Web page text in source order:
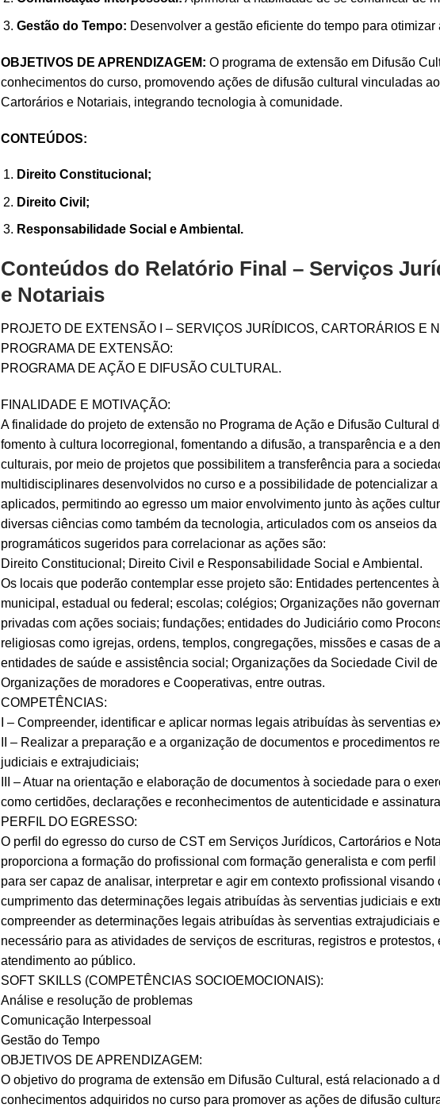
Gestão do Tempo: Desenvolver a gestão eficiente do tempo para otimizar
OBJETIVOS DE APRENDIZAGEM: O programa de extensão em Difusão
conhecimentos do curso, promovendo ações de difusão cultural vinculadas
Cartorários e Notariais, integrando tecnologia à comunidade.
CONTEÚDOS:
Direito Constitucional;
Direito Civil;
Responsabilidade Social e Ambiental.
Conteúdos do Relatório Final – Serviços
e Notariais
PROJETO DE EXTENSÃO I – SERVIÇOS JURÍDICOS, CARTORÁRIOS E
PROGRAMA DE EXTENSÃO:
PROGRAMA DE AÇÃO E DIFUSÃO CULTURAL.
FINALIDADE E MOTIVAÇÃO:
A finalidade do projeto de extensão no Programa de Ação e Difusão Cultural
fomento à cultura locorregional, fomentando a difusão, a transparência e a
culturais, por meio de projetos que possibilitem a transferência para a
multidisciplinares desenvolvidos no curso e a possibilidade de potencializar
aplicados, permitindo ao egresso um maior envolvimento junto às ações
diversas ciências como também da tecnologia, articulados com os anseios
programáticos sugeridos para correlacionar as ações são:
Direito Constitucional; Direito Civil e Responsabilidade Social e Ambiental.
Os locais que poderão contemplar esse projeto são: Entidades pertencentes
municipal, estadual ou federal; escolas; colégios; Organizações não
privadas com ações sociais; fundações; entidades do Judiciário como
religiosas como igrejas, ordens, templos, congregações, missões e casas de
entidades de saúde e assistência social; Organizações da Sociedade Civil
Organizações de moradores e Cooperativas, entre outras.
COMPETÊNCIAS:
I – Compreender, identificar e aplicar normas legais atribuídas às serventias
II – Realizar a preparação e a organização de documentos e procedimentos
judiciais e extrajudiciais;
III – Atuar na orientação e elaboração de documentos à sociedade para o
como certidões, declarações e reconhecimentos de autenticidade e
PERFIL DO EGRESSO:
O perfil do egresso do curso de CST em Serviços Jurídicos, Cartorários e
proporciona a formação do profissional com formação generalista e com
para ser capaz de analisar, interpretar e agir em contexto profissional visando
cumprimento das determinações legais atribuídas às serventias judiciais e
compreender as determinações legais atribuídas às serventias extrajudiciais
necessário para as atividades de serviços de escrituras, registros e
atendimento ao público.
SOFT SKILLS (COMPETÊNCIAS SOCIOEMOCIONAIS):
Análise e resolução de problemas
Comunicação Interpessoal
Gestão do Tempo
OBJETIVOS DE APRENDIZAGEM:
O objetivo do programa de extensão em Difusão Cultural, está relacionado a
conhecimentos adquiridos no curso para promover as ações de difusão